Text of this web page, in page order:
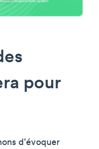
pour
d'évoquer